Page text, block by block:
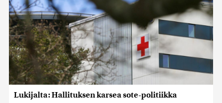
Lukijalta: Hallituksen karsea sote-politiikka